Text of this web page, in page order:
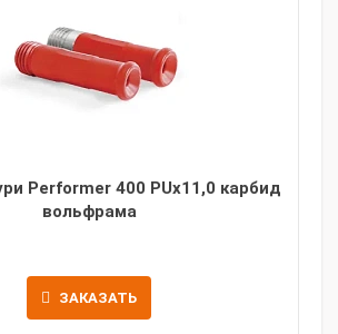
Performer 400 PUx11,0 карбид
вольфрама
ЗАКАЗАТЬ